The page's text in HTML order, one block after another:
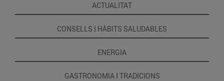
ACTUALITAT
CONSELLS I HÀBITS SALUDABLES
ENERGIA
GASTRONOMIA I TRADICIONS